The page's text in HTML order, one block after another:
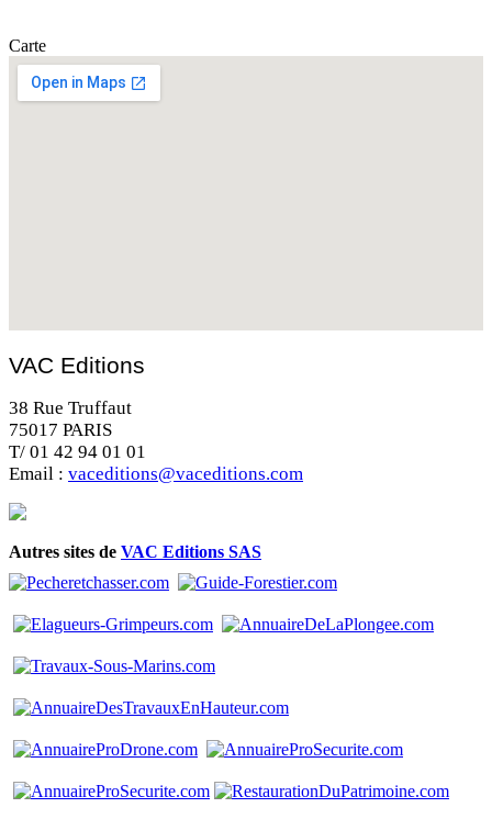
Carte
VAC Editions
38 Rue Truffaut
75017 PARIS
T/ 01 42 94 01 01
Email : vaceditions@vaceditions.com
Autres sites de VAC Editions SAS